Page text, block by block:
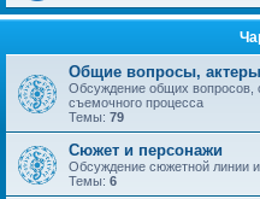
Общие вопросы,
Обсуждение общих вопросов,
съемочного процесса
Темы: 79
Сюжет и персонажи
Обсуждение сюжетной линии
Темы: 6